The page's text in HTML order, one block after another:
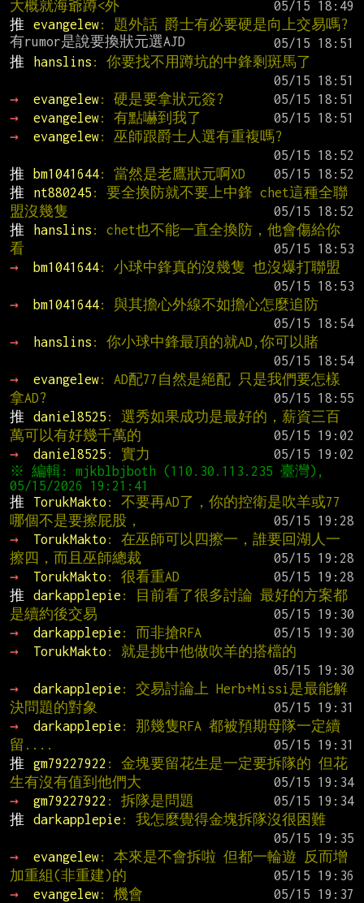
大概就海爺蹲<外
推
evangelew: 題外話 爵士有必要硬是向上交易嗎?
推
hanslins : 你要找不用蹲坑的中鋒剩斑馬了
→
evangelew: 硬是要拿狀元簽?
→
evangelew: 有點嚇到我了
→
evangelew: 巫師跟爵士人選有重複嗎?
推
bm1041644: 當然是老鷹狀元啊XD
推
nt880245 : 要全換防就不要上中鋒 chet這種全聯
盟沒幾隻
推
hanslins : chet也不能一直全換防，他會傷給你
看
→
bm1041644: 小球中鋒真的沒幾隻 也沒爆打聯盟
→
bm1041644: 與其擔心外線不如擔心怎麼追防
→
hanslins : 你小球中鋒最頂的就AD,你可以賭
→
evangelew: AD配77自然是絕配 只是我們要怎樣
拿AD?
推
daniel8525 : 選秀如果成功是最好的，薪資三百
萬可以有好幾千萬的
→
daniel8525 : 實力
※ 編輯: mjkblbjboth (110.30.113.235 臺灣),
推
TorukMakto : 不要再AD了，你的控衛是吹羊或77
哪個不是要擦屁股，
→
TorukMakto : 在巫師可以四擦一，誰要回湖人一
擦四，而且巫師總裁
→
TorukMakto : 很看重AD
推
darkapplepie : 目前看了很多討論 最好的方案都
是續約後交易
→
darkapplepie : 而非搶RFA
→
TorukMakto : 就是挑中他做吹羊的搭檔的
→
darkapplepie : 交易討論上 Herb+Missi是最能解
決問題的對象
→
darkapplepie : 那幾隻RFA 都被預期母隊一定續
留....
推
gm79227922 : 金塊要留花生是一定要拆隊的 但花
生有沒有值到他們大
→
gm79227922 : 拆隊是問題
推
darkapplepie : 我怎麼覺得金塊拆隊沒很困難
→
evangelew: 本來是不會拆啦 但都一輪遊 反而增
加重組(非重建)的
→
evangelew: 機會